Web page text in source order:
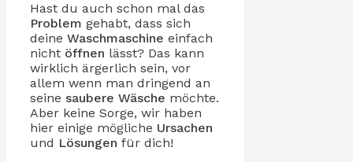
Hast du auch schon mal das
Problem gehabt, dass sich
deine Waschmaschine einfach
nicht öffnen lässt? Das kann
wirklich ärgerlich sein, vor
allem wenn man dringend an
seine saubere Wäsche möchte.
Aber keine Sorge, wir haben
hier einige mögliche Ursachen
und Lösungen für dich!